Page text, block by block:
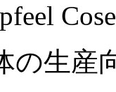
の生産